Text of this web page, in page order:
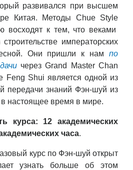
развивался при высшем
Китая. Методы Chue Style
восходят к тем, что веками
императорских
Они пришли к нам по
через Grand Master Chan
Feng Shui является одной из
передачи знаний Фэн-шуй из
настоящее время в мире.
курса: 12 академических
часа.
курс по Фэн-шуй открыт
узнать больше об этом